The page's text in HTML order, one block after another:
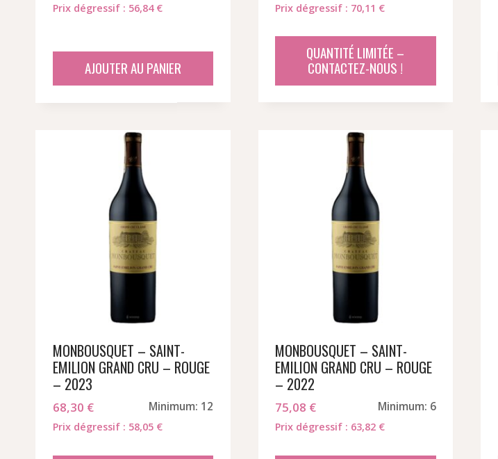
Prix dégressif : 56,84 €
AJOUTER AU PANIER
Prix dégressif : 70,11 €
QUANTITÉ LIMITÉE –
CONTACTEZ-NOUS !
MONBOUSQUET – SAINT-
EMILION GRAND CRU – ROUGE
– 2023
68,30 € Minimum: 12
Prix dégressif : 58,05 €
MONBOUSQUET – SAINT-
EMILION GRAND CRU – ROUGE
– 2022
75,08 € Minimum: 6
Prix dégressif : 63,82 €